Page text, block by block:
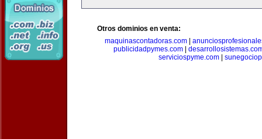
Otros dominios en venta:
maquinascontadoras.com|
publicidadpymes.com
serviciospyme.com|